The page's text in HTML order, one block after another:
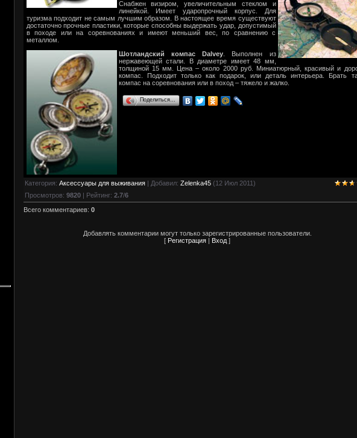
Снабжен визиром, увеличительным стеклом и
линейкой. Имеет ударопрочный корпус. Для
туризма подходит не самым лучшим образом. В настоящее время существуют
достаточно прочные пластики, которые способны выдержать удар, допустимый
в походе или на соревнованиях и имеют меньший вес, по сравнению с
металлом.
Шотландский компас Dalvey . Выполнен из
нержавеющей стали. В диаметре имеет 48 мм,
толщиной 15 мм. Цена – около 2000 руб. Миниатюрный, красивый и
компас. Подходит только как подарок, или деталь интерьера. Брать
компас на соревнования или в поход – тяжело и жалко.
Поделиться…
Категория: Аксессуары для выживания| Добавил: Zelenka45(12 Июл 2011)
Просмотров: 9820| Рейтинг: 2.7/6
Всего комментариев: 0
Добавлять комментарии могут только зарегистрированные пользователи.
[ Регистрация | Вход ]